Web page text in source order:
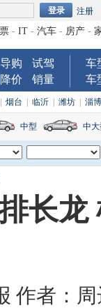
注册
- IT - 汽车 - 房产 -
导购
试驾
降价 销量
车
车
烟台 临沂 潍坊 淄博
中型 中
长龙
作者：